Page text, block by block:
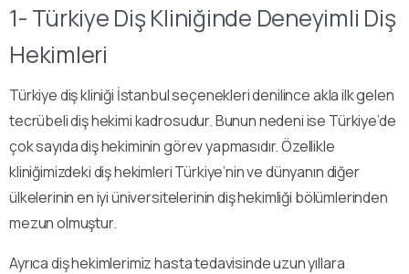
1- Türkiye Diş Kliniğinde Deneyimli Diş
Hekimleri
Türkiye diş kliniği İstanbul seçenekleri denilince akla ilk gelen
tecrübeli diş hekimi kadrosudur. Bunun nedeni ise Türkiye’de
çok sayıda diş hekiminin görev yapmasıdır. Özellikle
kliniğimizdeki diş hekimleri Türkiye’nin ve dünyanın diğer
ülkelerinin en iyi üniversitelerinin diş hekimliği bölümlerinden
mezun olmuştur.
Ayrıca diş hekimlerimiz hasta tedavisinde uzun yıllara